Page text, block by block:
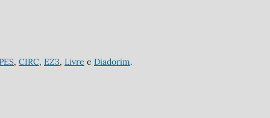
, CIRC, EZ3, Livre e Diadorim.